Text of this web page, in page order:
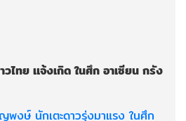
ไทย เเจ้งเกิด ในศึก อาเซียน กรัง